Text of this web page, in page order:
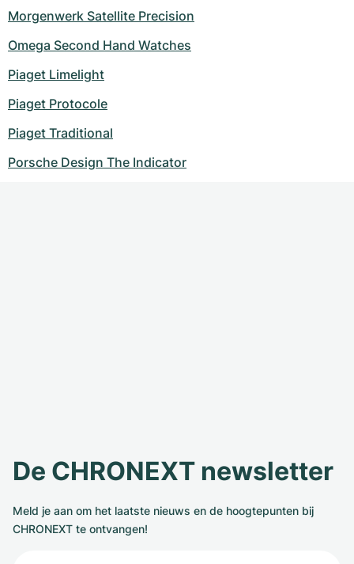
Morgenwerk Satellite Precision
Omega Second Hand Watches
Piaget Limelight
Piaget Protocole
Piaget Traditional
Porsche Design The Indicator
De CHRONEXT newsletter
Meld je aan om het laatste nieuws en de hoogtepunten bij
CHRONEXT te ontvangen!